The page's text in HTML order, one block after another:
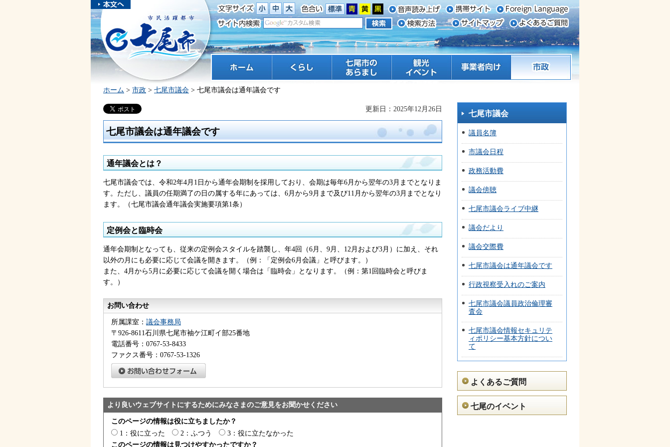
本文へスキ
ップしま
す。
市民活躍都市 七尾市
七尾市のあらまし 観光 イベント 市政
ホーム > 市政 > 七尾市議会 > 七尾市議会は通年議会です
更新日：2025年12月26日
七尾市議会は通年議会です
通年議会とは？
七尾市議会では、令和2年4月1日から通年会期制を採用しており、会期は毎年6月から翌年の3月までとなりま
す。ただし、議員の任期満了の日の属する年にあっては、6月から9月まで及び11月から翌年の3月までとなり
ます。（七尾市議会通年議会実施要項第1条）
定例会と臨時会
通年会期制となっても、従来の定例会スタイルを踏襲し、年4回（6月、9月、12月および3月）に加え、それ
以外の月にも必要に応じて会議を開きます。（例：「定例会6月会議」と呼びます。）
また、4月から5月に必要に応じて会議を開く場合は「臨時会」となります。（例：第1回臨時会と呼びま
す。）
お問い合わせ
所属課室： 議会事務局
〒926-8611石川県七尾市袖ケ江町イ部25番地
電話番号：0767-53-8433
ファクス番号：0767-53-1326
より良いウェブサイトにするためにみなさまのご意見をお聞かせください
このページの情報は役に立ちましたか？
1：役に立った
2：ふつう
3：役に立たなかった
このページの情報は見つけやすかったですか？
七尾市議会
議員名簿
市議会日程
政務活動費
議会傍聴
七尾市議会ライブ中継
議会だより
議会交際費
七尾市議会は通年議会です
行政視察受入れのご案内
七尾市議会議員政治倫理審
査会
七尾市議会情報セキュリテ
ィポリシー基本方針につい
て
よくあるご質問
七尾のイベント